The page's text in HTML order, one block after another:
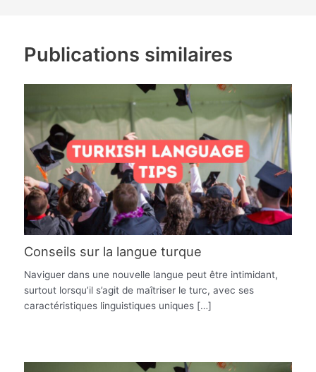
Publications similaires
Conseils sur la langue turque
Naviguer dans une nouvelle langue peut être intimidant,
surtout lorsqu’il s’agit de maîtriser le turc, avec ses
caractéristiques linguistiques uniques […]